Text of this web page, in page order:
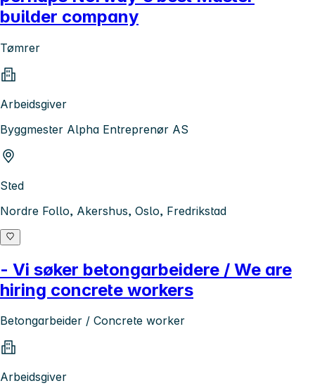
builder company
Tømrer
Arbeidsgiver
Byggmester Alpha Entreprenør AS
Sted
Nordre Follo, Akershus, Oslo, Fredrikstad
- Vi søker betongarbeidere / We are
hiring concrete workers
Betongarbeider / Concrete worker
Arbeidsgiver